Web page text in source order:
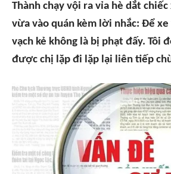
Thành chạy vội ra vỉa hè dắt chiếc
vừa vào quán kèm lời nhắc: Để
vạch kẻ không là bị phạt đấy. Tôi
được chị lặp đi lặp lại liên tiếp